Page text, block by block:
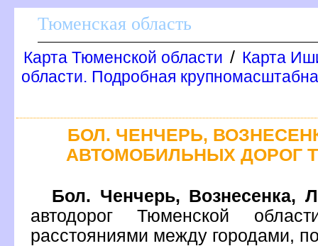
Тюменская область
Карта Тюменской области / Карта
области. Подробная
БОЛ. ЧЕНЧЕРЬ,
АВТОМОБИЛЬНЫХ ДОРОГ
Бол. Ченчерь, Вознесенка,
автодорог Тюменской
расстояниями между городами,